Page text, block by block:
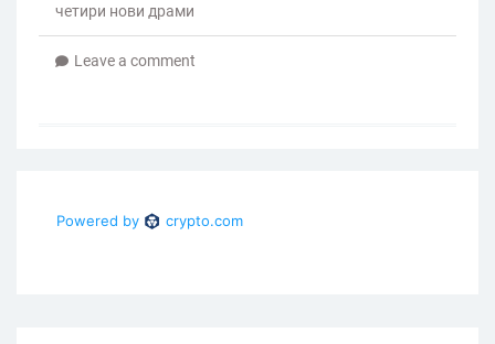
четири нови драми
Leave a comment